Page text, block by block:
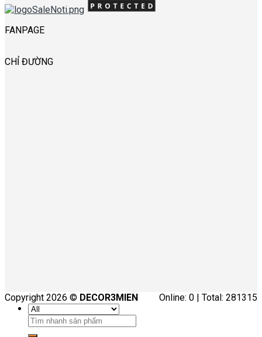
FANPAGE
CHỈ ĐƯỜNG
Online: 0 | Total: 281315
Copyright 2026 © DECOR3MIEN
Tìm
kiếm: